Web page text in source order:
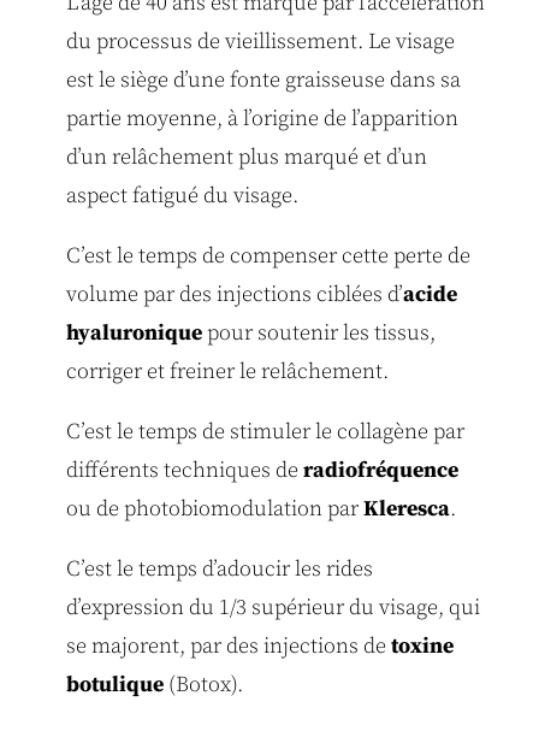
du processus de vieillissement. Le visage
est le siège d’une fonte graisseuse dans sa
partie moyenne, à l’origine de l’apparition
d’un relâchement plus marqué et d’un
aspect fatigué du visage.
C’est le temps de compenser cette perte de
volume par des injections ciblées d’acide
hyaluroniquepour soutenir les tissus,
corriger et freiner le relâchement.
C’est le temps de stimuler le collagène par
différents techniques deradiofréquence
ou de photobiomodulation parKleresca.
C’est le temps d’adoucir les rides
d’expression du 1/3 supérieur du visage, qui
se majorent, par des injections detoxine
botulique(Botox).